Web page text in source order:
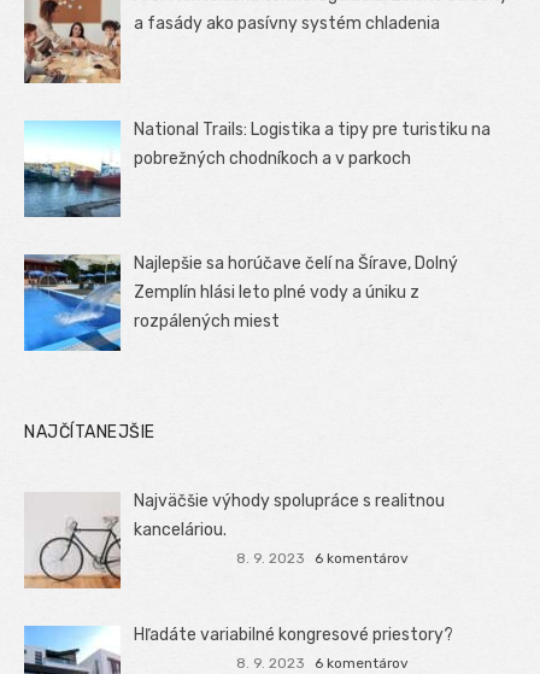
a fasády ako pasívny systém chladenia
National Trails: Logistika a tipy pre turistiku na
pobrežných chodníkoch a v parkoch
Najlepšie sa horúčave čelí na Šírave, Dolný
Zemplín hlási leto plné vody a úniku z
rozpálených miest
NAJČÍTANEJŠIE
Najväčšie výhody spolupráce s realitnou
kanceláriou.
8. 9. 2023 6 komentárov
Hľadáte variabilné kongresové priestory?
8. 9. 2023 6 komentárov